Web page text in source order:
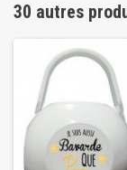
30 autres